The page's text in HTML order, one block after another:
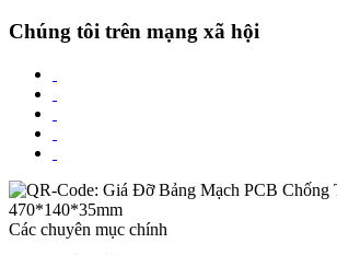
Chúng tôi trên mạng xã hội
Các chuyên mục chính